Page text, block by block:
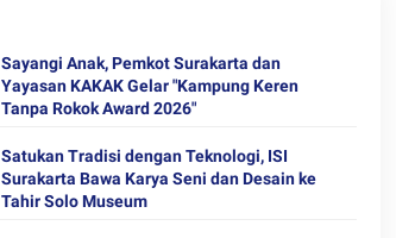
Sayangi Anak, Pemkot Surakarta dan
Yayasan KAKAK Gelar "Kampung Keren
Tanpa Rokok Award 2026"
Satukan Tradisi dengan Teknologi, ISI
Surakarta Bawa Karya Seni dan Desain ke
Tahir Solo Museum